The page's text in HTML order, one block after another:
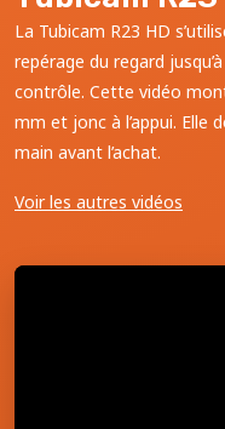
La Tubicam R23 HD
repérage du regard
contrôle. Cette vidéo
mm et jonc à l’appui. Elle
main avant l’achat.
Voir les autres vidéos